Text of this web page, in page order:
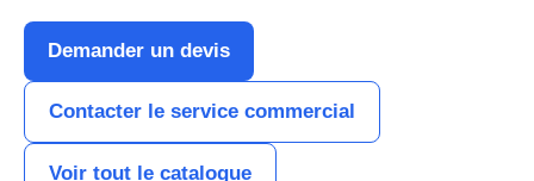
Demander un devis
Contacter le service commercial
Voir tout le catalogue